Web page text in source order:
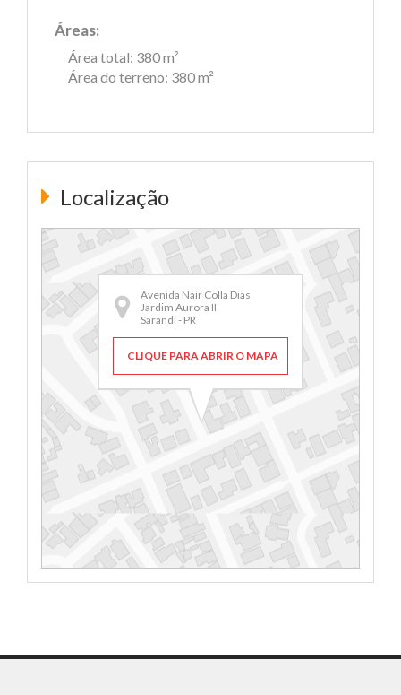
Áreas:
Área total: 380 m²
Área do terreno: 380 m²
Localização
Avenida Nair Colla Dias
Jardim Aurora II
Sarandi - PR
CLIQUE PARA ABRIR O MAPA